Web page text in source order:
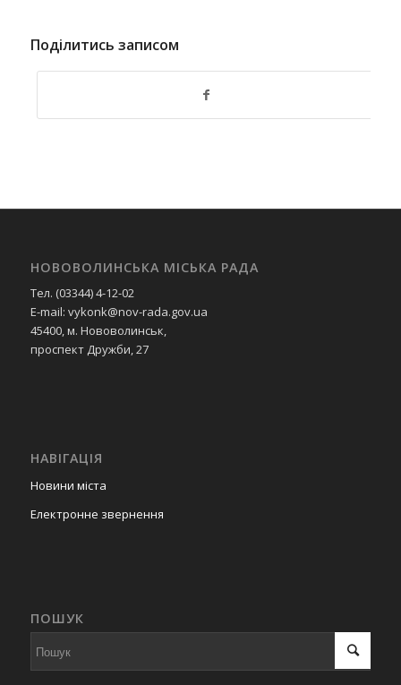
Поділитись записом
НОВОВОЛИНСЬКА МІСЬКА РАДА
Тел. (03344) 4-12-02
E-mail: vykonk@nov-rada.gov.ua
45400, м. Нововолинськ,
проспект Дружби, 27
НАВІГАЦІЯ
Новини міста
Електронне звернення
ПОШУК